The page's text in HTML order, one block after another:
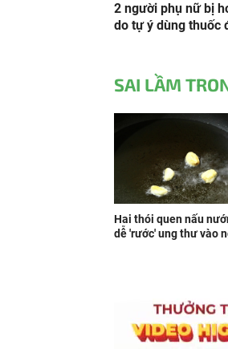
2 người phụ nữ bị
do tự ý dùng thuốc
SAI LẦM
Hai thói quen nấu
dễ 'rước' ung thư vào